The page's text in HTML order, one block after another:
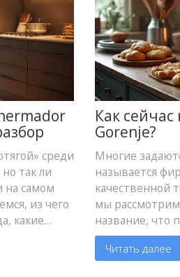
среди
так ли
на самом
из чего
какие
и
Как
Gorenje?
Многие
называется
качественной
мы
название, что
решения и
заслуживают
Читать далее